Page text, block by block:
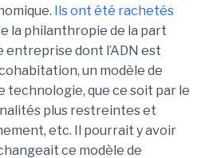
Ils ont été rachetés
la philanthropie de la part
entreprise dont l’ADN est
un modèle de
que ce soit par le
plus restreintes et
etc. Il pourrait y avoir
ce modèle de